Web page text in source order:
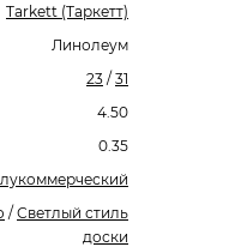
Tarkett (Таркетт)
Линолеум
23 / 31
4.50
0.35
/ Светлый стиль
доски